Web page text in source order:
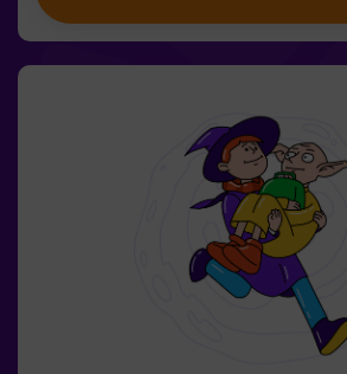
acceptar la missió?🎯 El joc està
a nens ambientada en un entrenament
Inclou un joc de làsers. L’activitat es
amb llums LED. Les gimcanes són
físics en equip coordinats per un